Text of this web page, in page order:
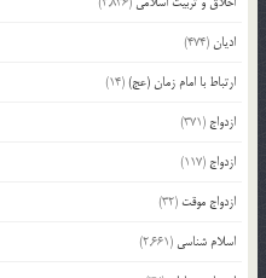
ادیان (474)
ارتباط با امام زمان (عج)(14)
ازدواج (371)
ازدواج (117)
ازدواج موقت (32)
اسلام شناسی (2,661)